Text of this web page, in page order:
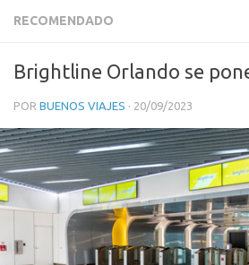
RECOMENDADO
Brightline Orlando se
POR BUENOS VIAJES · 20/09/2023